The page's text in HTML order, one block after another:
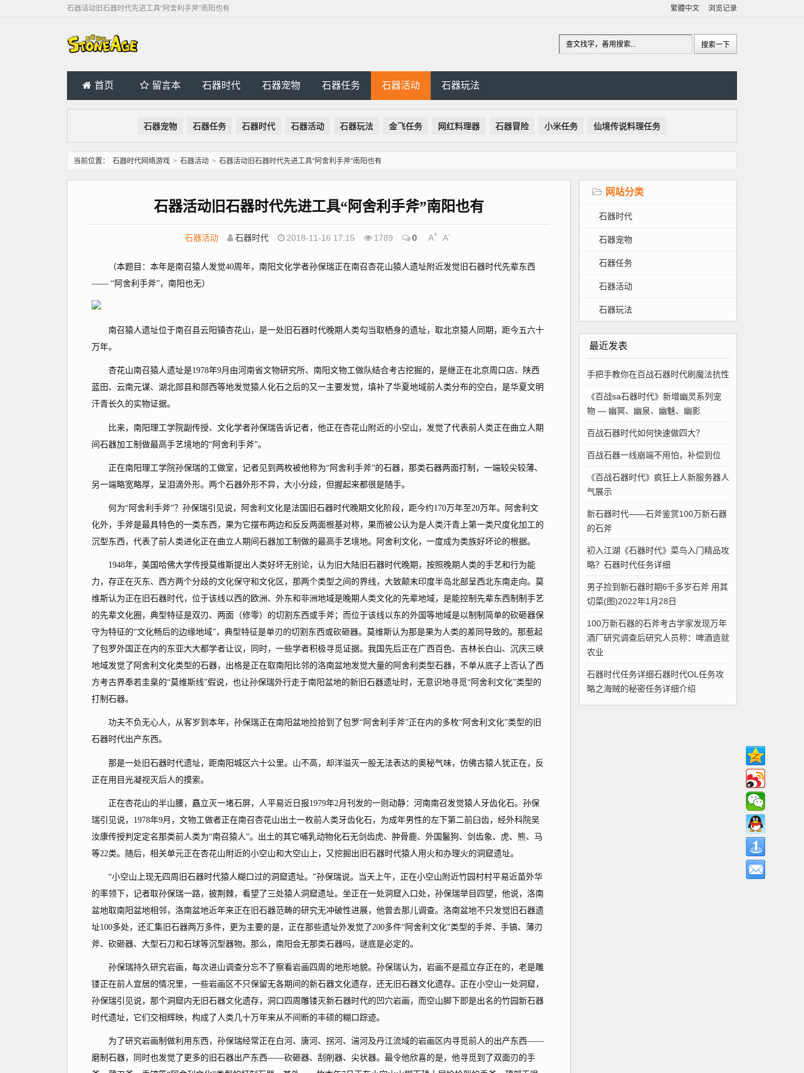
石器活动旧石器时代先进工具“阿舍利手斧”南阳也有 繁體中文 浏览记录
首页 留言本 石器时代 石器宠物 石器任务 石器活动 石器玩法
石器宠物 石器任务 石器时代 石器活动 石器玩法 金飞任务 网红料理器 石器冒险 小米任务 仙境传说料理任务
当前位置： 石器时代网络游戏 > 石器活动 > 石器活动旧石器时代先进工具“阿舍利手斧”南阳也有
石器活动旧石器时代先进工具“阿舍利手斧”南阳也有
石器活动 石器时代 2018-11-16 17:15 1789 0 A+ A-
（本题目：本年是南召猿人发觉40周年，南阳文化学者孙保瑞正在南召杏花山猿人遗址附近发觉旧石器时代先辈东西
—— “阿舍利手斧”，南阳也无）
南召猿人遗址位于南召县云阳镇杏花山，是一处旧石器时代晚期人类勾当取栖身的遗址，取北京猿人同期，距今五六十
万年。
杏花山南召猿人遗址是1978年9月由河南省文物研究所、南阳文物工做队结合考古挖掘的，是继正在北京周口店、陕西
蓝田、云南元谋、湖北郧县和郧西等地发觉猿人化石之后的又一主要发觉，填补了华夏地域前人类分布的空白，是华夏文明
汗青长久的实物证据。
比来，南阳理工学院副传授、文化学者孙保瑞告诉记者，他正在杏花山附近的小空山，发觉了代表前人类正在曲立人期
间石器加工制做最高手艺境地的“阿舍利手斧”。
正在南阳理工学院孙保瑞的工做室，记者见到两枚被他称为“阿舍利手斧”的石器，那类石器两面打制，一端较尖较薄、
另一端略宽略厚，呈泪滴外形。两个石器外形不异，大小分歧，但握起来都很是随手。
何为“阿舍利手斧”？孙保瑞引见说，阿舍利文化是法国旧石器时代晚期文化阶段，距今约170万年至20万年。阿舍利文
化外，手斧是最具特色的一类东西，果为它摆布两边和反反两面根基对称，果而被公认为是人类汗青上第一类尺度化加工的
沉型东西，代表了前人类进化正在曲立人期间石器加工制做的最高手艺境地。阿舍利文化，一度成为类族好坏论的根据。
1948年，美国哈佛大学传授莫维斯提出人类好坏无别论，认为旧大陆旧石器时代晚期，按照晚期人类的手艺和行为能
力，存正在灭东、西方两个分歧的文化保守和文化区，那两个类型之间的界线，大致颠末印度半岛北部呈西北东南走向。莫
维斯认为正在旧石器时代，位于该线以西的欧洲、外东和非洲地域是晚期人类文化的先辈地域，是能控制先辈东西制制手艺
的先辈文化圈，典型特征是双刃、两面（修零）的切割东西或手斧；而位于该线以东的外国等地域是以制制简单的砍砸器保
守为特征的“文化畅后的边缘地域”，典型特征是单刃的切割东西或砍砸器。莫维斯认为那是果为人类的差同导致的。那惹起
了包罗外国正在内的东亚大大都学者让议，同时，一些学者积极寻觅证据。我国先后正在广西百色、吉林长白山、沉庆三峡
地域发觉了阿舍利文化类型的石器，出格是正在取南阳比邻的洛南盆地发觉大量的阿舍利类型石器，不单从底子上否认了西
方考古界奉若圭臬的“莫维斯线”假说，也让孙保瑞外行走于南阳盆地的新旧石器遗址时，无意识地寻觅“阿舍利文化”类型的
打制石器。
功夫不负无心人，从客岁到本年，孙保瑞正在南阳盆地捡拾到了包罗“阿舍利手斧”正在内的多枚“阿舍利文化”类型的旧
石器时代出产东西。
那是一处旧石器时代遗址，距南阳城区六十公里。山不高，却洋溢灭一股无法表达的奥秘气味，仿佛古猿人犹正在，反
正在用目光凝视灭后人的摸索。
正在杏花山的半山腰，矗立灭一堵石屏，人平易近日报1979年2月刊发的一则动静：河南南召发觉猿人牙齿化石。孙保
瑞引见说，1978年9月，文物工做者正在南召杏花山出土一枚前人类牙齿化石，为成年男性的左下第二前臼齿，经外科院吴
汝康传授判定定名那类前人类为“南召猿人”。出土的其它哺乳动物化石无剑齿虎、肿骨鹿、外国鬣狗、剑齿象、虎、熊、马
等22类。随后，相关单元正在杏花山附近的小空山和大空山上，又挖掘出旧石器时代猿人用火和办理火的洞窟遗址。
“小空山上现无四周旧石器时代猿人糊口过的洞窟遗址。”孙保瑞说。当天上午，正在小空山附近竹园村村平易近苗外华
的率领下，记者取孙保瑞一路，披荆棘，看望了三处猿人洞窟遗址。坐正在一处洞窟入口处，孙保瑞举目四望，他说，洛南
盆地取南阳盆地相邻，洛南盆地近年来正在旧石器范畴的研究无冲破性进展，他曾去那儿调查。洛南盆地不只发觉旧石器遗
址100多处，还汇集旧石器两万多件，更为主要的是，正在那些遗址外发觉了200多件“阿舍利文化”类型的手斧、手镐、薄刃
斧、砍砸器、大型石刀和石球等沉型器物。那么，南阳会无那类石器吗，谜底是必定的。
孙保瑞持久研究岩画，每次进山调查分忘不了察看岩画四周的地形地貌。孙保瑞认为，岩画不是孤立存正在的，老是雕
镂正在前人宜居的情况里，一些岩画区不只保留无各期间的新石器文化遗存，还无旧石器文化遗存。正在小空山一处洞窟，
孙保瑞引见说，那个洞窟内无旧石器文化遗存，洞口四周雕镂灭新石器时代的凹穴岩画，而空山脚下即是出名的竹园新石器
时代遗址，它们交相辉映，构成了人类几十万年来从不间断的丰硕的糊口踪迹。
为了研究岩画制做利用东西，孙保瑞经常正在白河、唐河、拐河、湍河及丹江流域的岩画区内寻觅前人的出产东西——
磨制石器，同时也发觉了更多的旧石器出产东西——砍砸器、刮削器、尖状器。最令他欣喜的是，他寻觅到了双面刃的手
网站分类
石器时代
石器宠物
石器任务
石器活动
石器玩法
最近发表
手把手教你在百战石器时代刷魔法抗性
《百战sa石器时代》新增幽灵系列宠
物 — 幽冥、幽泉、幽魅、幽影
百战石器时代如何快速做四大？
百战石器一线崩端不用怕，补偿到位
《百战石器时代》疯狂上人新服务器人
气展示
新石器时代——石斧鉴赏100万新石器
的石斧
初入江湖《石器时代》菜鸟入门精品攻
略？石器时代任务详细
男子捡到新石器时期6千多岁石斧 用其
切菜(图)2022年1月28日
100万新石器的石斧考古学家发现万年
酒厂研究调查后研究人员称：啤酒造就
农业
石器时代任务详细石器时代OL任务攻
略之海贼的秘密任务详细介绍